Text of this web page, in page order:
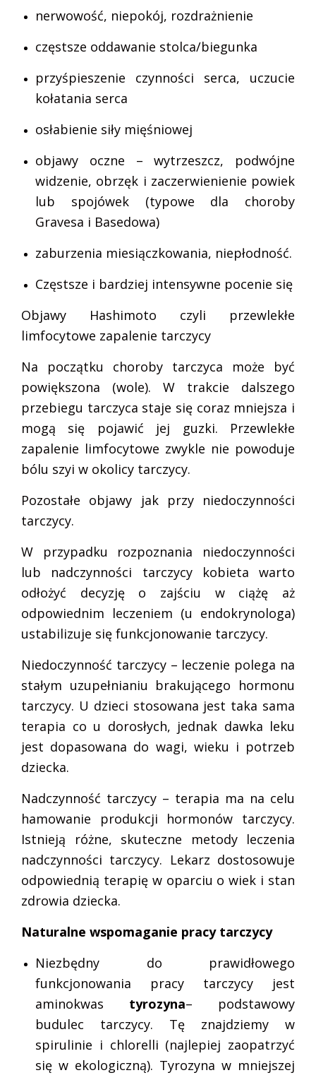
nerwowość, niepokój, rozdrażnienie
częstsze oddawanie stolca/biegunka
przyśpieszenie czynności serca, uczucie
kołatania serca
osłabienie siły mięśniowej
objawy oczne – wytrzeszcz, podwójne
widzenie, obrzęk i zaczerwienienie powiek
lub spojówek (typowe dla choroby
Gravesa i Basedowa)
zaburzenia miesiączkowania, niepłodność.
Częstsze i bardziej intensywne pocenie się
Objawy Hashimoto czyli przewlekłe
limfocytowe zapalenie tarczycy
Na początku choroby tarczyca może być
powiększona (wole). W trakcie dalszego
przebiegu tarczyca staje się coraz mniejsza i
mogą się pojawić jej guzki. Przewlekłe
zapalenie limfocytowe zwykle nie powoduje
bólu szyi w okolicy tarczycy.
Pozostałe objawy jak przy niedoczynności
tarczycy.
W przypadku rozpoznania niedoczynności
lub nadczynności tarczycy kobieta warto
odłożyć decyzję o zajściu w ciążę aż
odpowiednim leczeniem (u endokrynologa)
ustabilizuje się funkcjonowanie tarczycy.
Niedoczynność tarczycy – leczenie polega na
stałym uzupełnianiu brakującego hormonu
tarczycy. U dzieci stosowana jest taka sama
terapia co u dorosłych, jednak dawka leku
jest dopasowana do wagi, wieku i potrzeb
dziecka.
Nadczynność tarczycy – terapia ma na celu
hamowanie produkcji hormonów tarczycy.
Istnieją różne, skuteczne metody leczenia
nadczynności tarczycy. Lekarz dostosowuje
odpowiednią terapię w oparciu o wiek i stan
zdrowia dziecka.
Naturalne wspomaganie pracy tarczycy
Niezbędny do prawidłowego
funkcjonowania pracy tarczycy jest
aminokwas tyrozyna– podstawowy
budulec tarczycy. Tę znajdziemy w
spirulinie i chlorelli (najlepiej zaopatrzyć
się w ekologiczną). Tyrozyna w mniejszej